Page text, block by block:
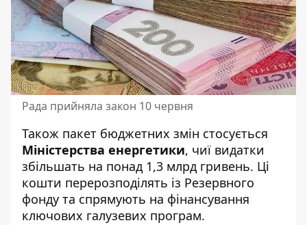
Рада прийняла закон 10 червня
Також пакет бюджетних змін стосується
Міністерства енергетики, чиї видатки
збільшать на понад 1,3 млрд гривень. Ці
кошти перерозподілять із Резервного
фонду та спрямують на фінансування
ключових галузевих програм.